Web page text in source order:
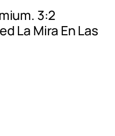
3:2
La Mira En Las